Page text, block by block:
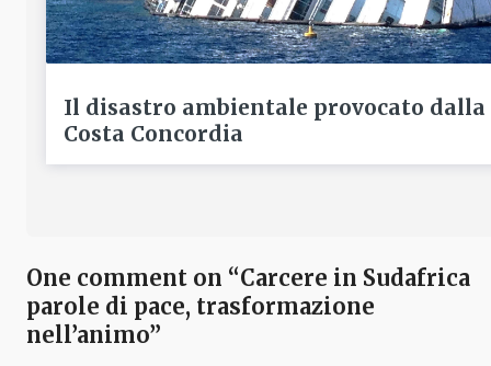
Il disastro ambientale provocato dalla
Costa Concordia
One comment on “Carcere in Sudafrica
parole di pace, trasformazione
nell’animo”